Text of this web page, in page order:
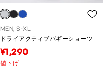
MEN, S-XL
ドライアクティブバギーショーツ
¥1,290
値下げ